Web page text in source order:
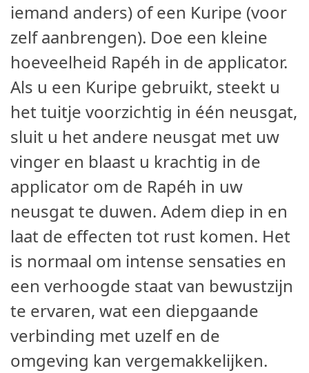
iemand anders) of een Kuripe (voor
zelf aanbrengen). Doe een kleine
hoeveelheid Rapéh in de applicator.
Als u een Kuripe gebruikt, steekt u
het tuitje voorzichtig in één neusgat,
sluit u het andere neusgat met uw
vinger en blaast u krachtig in de
applicator om de Rapéh in uw
neusgat te duwen. Adem diep in en
laat de effecten tot rust komen. Het
is normaal om intense sensaties en
een verhoogde staat van bewustzijn
te ervaren, wat een diepgaande
verbinding met uzelf en de
omgeving kan vergemakkelijken.